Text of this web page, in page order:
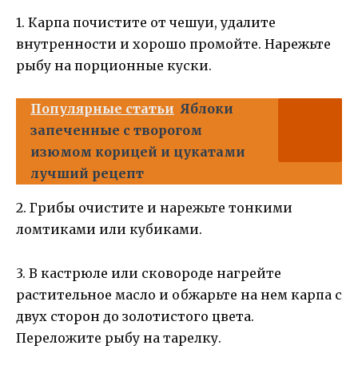
1. Карпа почистите от чешуи, удалите
внутренности и хорошо промойте. Нарежьте
рыбу на порционные куски.
Популярные статьи Яблоки
запеченные с творогом
изюмом корицей и цукатами
лучший рецепт
2. Грибы очистите и нарежьте тонкими
ломтиками или кубиками.
3. В кастрюле или сковороде нагрейте
растительное масло и обжарьте на нем карпа с
двух сторон до золотистого цвета.
Переложите рыбу на тарелку.